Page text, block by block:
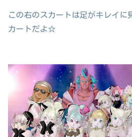
この右のスカートは足がキレイに
カートだよ☆